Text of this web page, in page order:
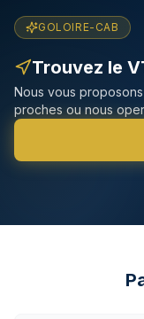
GOLOIRE-CAB
Trouvez le
Nous vous
proches ou nous